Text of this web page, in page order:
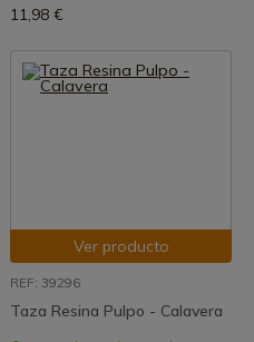
11,98 €
Ver producto
REF: 39296
Taza Resina Pulpo - Calavera